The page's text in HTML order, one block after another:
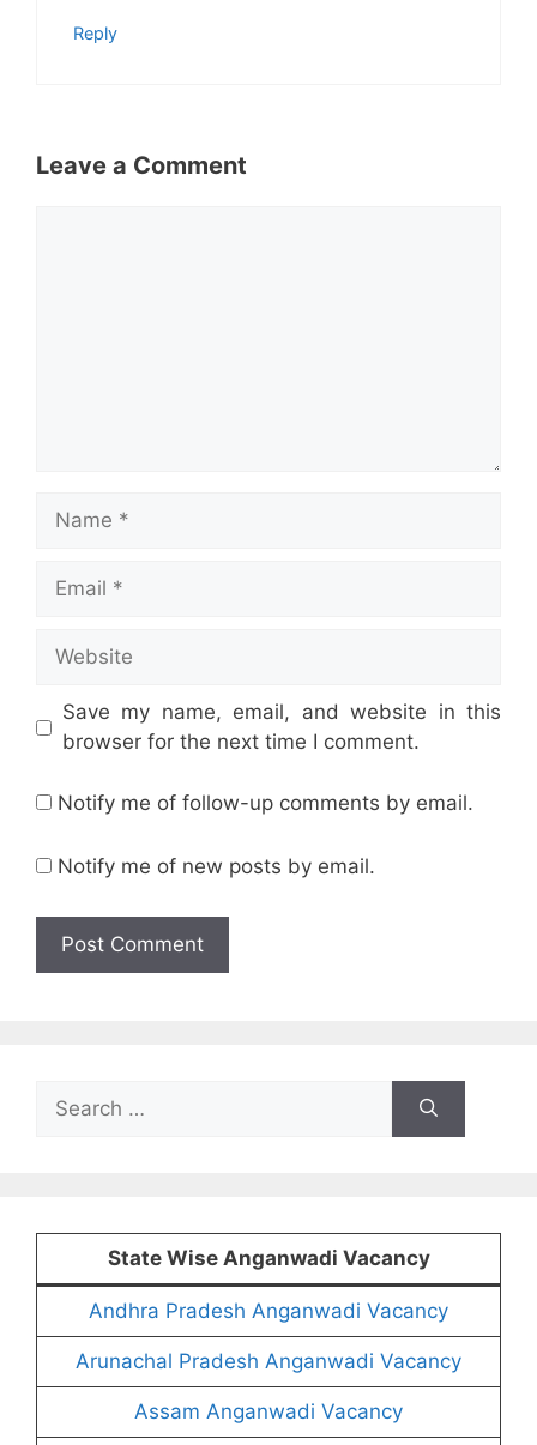
Reply
Leave a Comment
Name
Email
Website
Save my name, email, and website in this
browser for the next time I comment.
Notify me of follow-up comments by email.
Notify me of new posts by email.
for:
State Wise Anganwadi Vacancy
Andhra Pradesh Anganwadi Vacancy
Arunachal Pradesh Anganwadi Vacancy
Assam Anganwadi Vacancy